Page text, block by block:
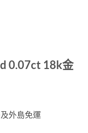
0.07ct 18k金
外島免運